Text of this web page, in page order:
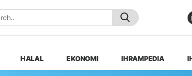
HALAL EKONOMI IHRAMPEDIA